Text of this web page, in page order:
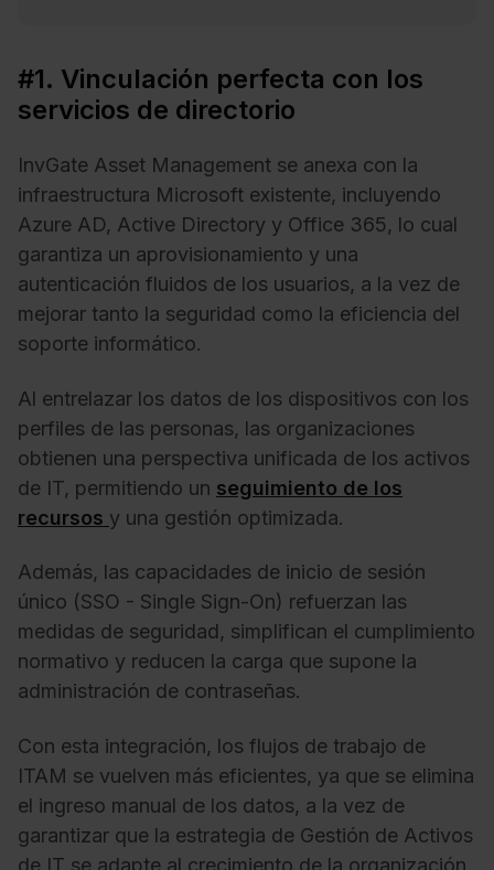
#1. Vinculación perfecta con los
servicios de directorio
InvGate Asset Management se anexa con la
infraestructura Microsoft existente, incluyendo
Azure AD, Active Directory y Office 365, lo cual
garantiza un aprovisionamiento y una
autenticación fluidos de los usuarios, a la vez de
mejorar tanto la seguridad como la eficiencia del
soporte informático.
Al entrelazar los datos de los dispositivos con los
perfiles de las personas, las organizaciones
obtienen una perspectiva unificada de los activos
de IT, permitiendo un seguimiento de los
recursos y una gestión optimizada.
Además, las capacidades de inicio de sesión
único (SSO - Single Sign-On) refuerzan las
medidas de seguridad, simplifican el cumplimiento
normativo y reducen la carga que supone la
administración de contraseñas.
Con esta integración, los flujos de trabajo de
ITAM se vuelven más eficientes, ya que se elimina
el ingreso manual de los datos, a la vez de
garantizar que la estrategia de Gestión de Activos
de IT se adapte al crecimiento de la organización.